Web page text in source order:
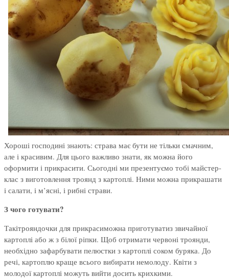
Хороші господині знають: страва має бути не тільки смачним,
але і красивим. Для цього важливо знати, як можна його
оформити і прикрасити. Сьогодні ми презентуємо тобі майстер-
клас з виготовлення троянд з картоплі. Ними можна прикрашати
і салати, і м’ясні, і рибні страви.
З чого готувати?
Такітрояндочки для прикрасиможна приготуватиз звичайної
картоплі або ж з білої ріпки. Щоб отримати червоні троянди,
необхідно зафарбувати пелюстки з картоплі соком буряка. До
речі, картоплю краще всього вибирати немолоду. Квіти з
молодої картоплі можуть вийти досить крихкими.